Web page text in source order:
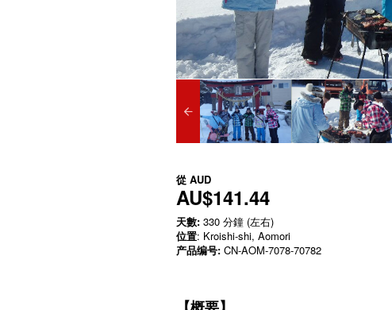
從 AUD
AU$141.44
天數: 330 分鐘 (左右)
位置: Kroishi-shi, Aomori
产品编号: CN-AOM-7078-70782